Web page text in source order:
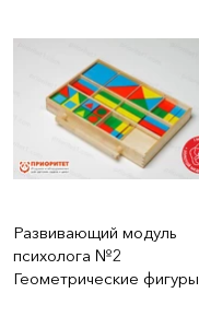
Развивающий модуль
психолога №2
Геометрические фигуры